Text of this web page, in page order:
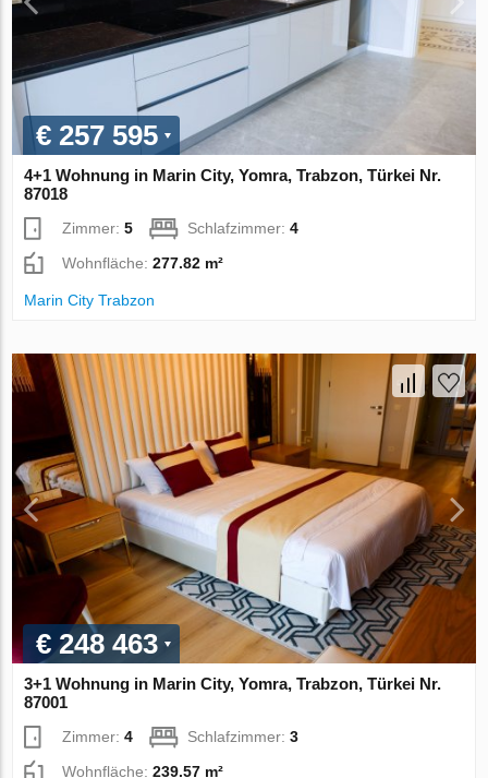
€ 257 595
4+1 Wohnung in Marin City, Yomra, Trabzon, Türkei Nr.
87018
Zimmer:5 Schlafzimmer:4
Wohnfläche:277.82 m²
Marin City Trabzon
€ 248 463
3+1 Wohnung in Marin City, Yomra, Trabzon, Türkei Nr.
87001
Zimmer:4 Schlafzimmer:3
Wohnfläche:239.57 m²